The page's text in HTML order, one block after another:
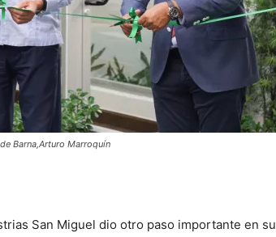
Barna,Arturo Marroquín
San Miguel dio otro paso importante en su